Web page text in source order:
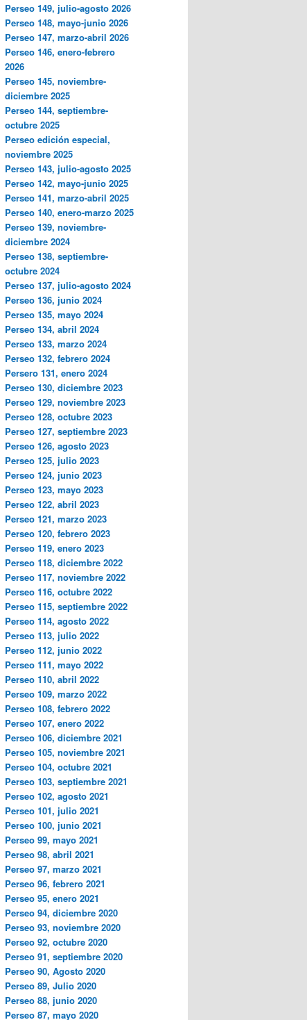
Perseo 149, julio-agosto 2026
Perseo 148, mayo-junio 2026
Perseo 147, marzo-abril 2026
Perseo 146, enero-febrero
2026
Perseo 145, noviembre-
diciembre 2025
Perseo 144, septiembre-
octubre 2025
Perseo edición especial,
noviembre 2025
Perseo 143, julio-agosto 2025
Perseo 142, mayo-junio 2025
Perseo 141, marzo-abril 2025
Perseo 140, enero-marzo 2025
Perseo 139, noviembre-
diciembre 2024
Perseo 138, septiembre-
octubre 2024
Perseo 137, julio-agosto 2024
Perseo 136, junio 2024
Perseo 135, mayo 2024
Perseo 134, abril 2024
Perseo 133, marzo 2024
Perseo 132, febrero 2024
Persero 131, enero 2024
Perseo 130, diciembre 2023
Perseo 129, noviembre 2023
Perseo 128, octubre 2023
Perseo 127, septiembre 2023
Perseo 126, agosto 2023
Perseo 125, julio 2023
Perseo 124, junio 2023
Perseo 123, mayo 2023
Perseo 122, abril 2023
Perseo 121, marzo 2023
Perseo 120, febrero 2023
Perseo 119, enero 2023
Perseo 118, diciembre 2022
Perseo 117, noviembre 2022
Perseo 116, octubre 2022
Perseo 115, septiembre 2022
Perseo 114, agosto 2022
Perseo 113, julio 2022
Perseo 112, junio 2022
Perseo 111, mayo 2022
Perseo 110, abril 2022
Perseo 109, marzo 2022
Perseo 108, febrero 2022
Perseo 107, enero 2022
Perseo 106, diciembre 2021
Perseo 105, noviembre 2021
Perseo 104, octubre 2021
Perseo 103, septiembre 2021
Perseo 102, agosto 2021
Perseo 101, julio 2021
Perseo 100, junio 2021
Perseo 99, mayo 2021
Perseo 98, abril 2021
Perseo 97, marzo 2021
Perseo 96, febrero 2021
Perseo 95, enero 2021
Perseo 94, diciembre 2020
Perseo 93, noviembre 2020
Perseo 92, octubre 2020
Perseo 91, septiembre 2020
Perseo 90, Agosto 2020
Perseo 89, Julio 2020
Perseo 88, junio 2020
Perseo 87, mayo 2020